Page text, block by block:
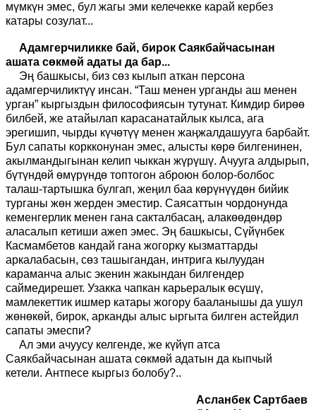
мүмкүн эмес, бул жагы эми келечекке карай кербез
катары созулат...
Адамгерчиликке бай, бирок Саякбайчасынан
ашата сөкмөй адаты да бар...
Эң башкысы, биз сөз кылып аткан персона
адамгерчиликтүү инсан. “Таш менен урганды аш менен
урган” кыргыздын философиясын тутунат. Кимдир бирөө
билбей, же атайылап карасанатайлык кылса, ага
эрегишип, чырды күчөтүү менен жаңжалдашууга барбайт.
Бул сапаты коркконунан эмес, алысты көрө билгенинен,
акылмандыгынан келип чыккан жүрүшү. Ачууга алдырып,
бүтүндөй өмүрүндө топтогон аброюн болор-болбос
талаш-тартышка булгап, жеңил баа көрүнүүдөн бийик
турганы жөн жерден эместир. Саясаттын чордонунда
кеменгерлик менен гана сакталбасаң, алакөөдөндөр
аласалып кетиши ажеп эмес. Эң башкысы, Сүйүнбек
Касмамбетов кандай гана жогорку кызматтарды
аркалабасын, сөз ташыгандан, интрига кылуудан
караманча алыс экенин жакындан билгендер
саймедирешет. Узакка чапкан карьералык өсүшү,
мамлекеттик ишмер катары жогору бааланышы да ушул
жөнөкөй, бирок, арканды алыс ыргыта билген астейдил
сапаты эмеспи?
Ал эми ачуусу келгенде, же күйүп атса
Саякбайчасынан ашата сөкмөй адатын да кыпчый
кетели. Антпесе кыргыз болобу?..
Асланбек Сартбаев